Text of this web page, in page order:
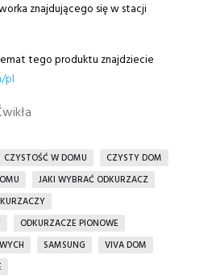
znajdującego się w stacji
tego produktu znajdziecie
pl
CZYSTOŚĆ W DOMU
CZYSTY DOM
JAKI WYBRAĆ ODKURZACZ
ODKURZACZE PIONOWE
SAMSUNG
VIVA DOM